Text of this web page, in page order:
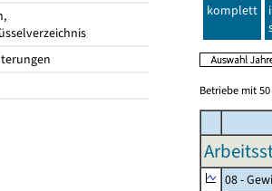
komplett
Betriebe mit
08 -